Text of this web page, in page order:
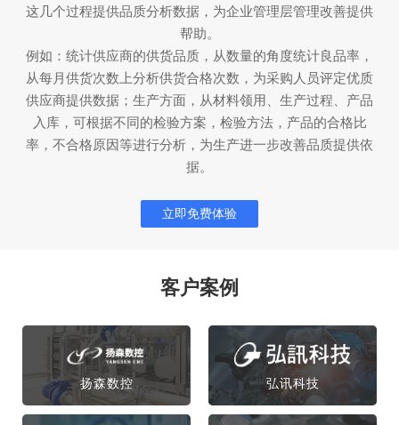
这几个过程提供品质分析数据，为企业管理层管理改善提供
帮助。
例如：统计供应商的供货品质，从数量的角度统计良品率，
从每月供货次数上分析供货合格次数，为采购人员评定优质
供应商提供数据；生产方面，从材料领用、生产过程、产品
入库，可根据不同的检验方案，检验方法，产品的合格比
率，不合格原因等进行分析，为生产进一步改善品质提供依
据。
立即免费体验
客户案例
扬森数控 弘讯科技